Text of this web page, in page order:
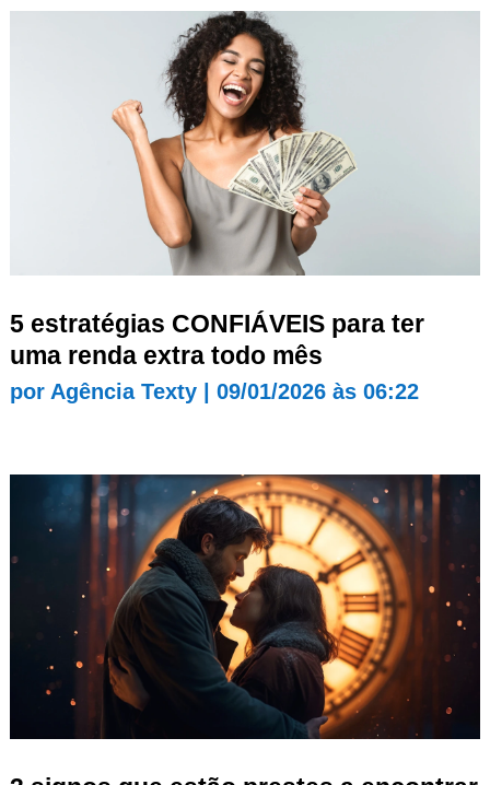
5 estratégias CONFIÁVEIS para ter
uma renda extra todo mês
por Agência Texty| 09/01/2026 às 06:22